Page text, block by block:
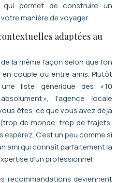
qui permet de construire un
manière de voyager.
adaptées au
la même façon selon que l’on
couple ou entre amis. Plutôt
liste générique des « 10
», l’agence locale
êtes, ce que vous avez déjà
de monde, trop de trajets,
C’est un peu comme si
ami qui connaît parfaitement la
d’un professionnel.
recommandations deviennent